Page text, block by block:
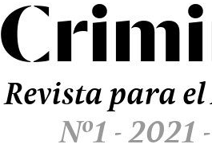
Revista para
Nº1 - 2021